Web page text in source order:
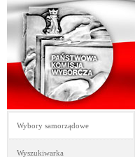
Wybory samorządowe
Wyszukiwarka